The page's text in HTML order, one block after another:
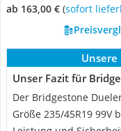
ab 163,00 € ( Sofort
Unser Fazit für
Der Bridgestone
Größe 235/45R19